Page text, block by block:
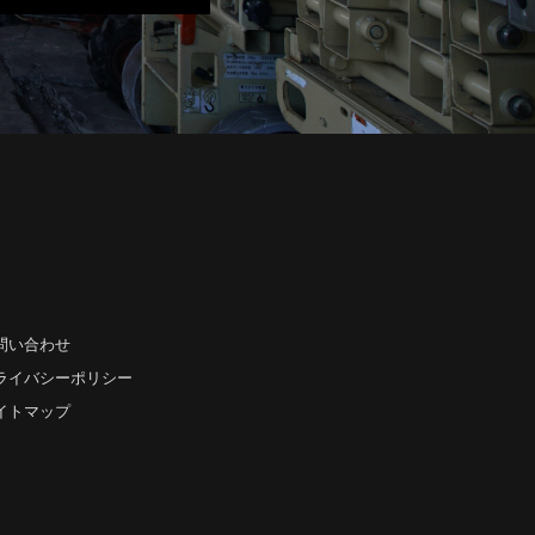
い合わせ
イバシーポリシー
トマップ